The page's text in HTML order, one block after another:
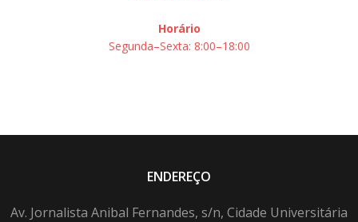
Horário
Segunda–Sexta: 8:00–18:00
ENDEREÇO
Av. Jornalista Anibal Fernandes, s/n, Cidade Universitária